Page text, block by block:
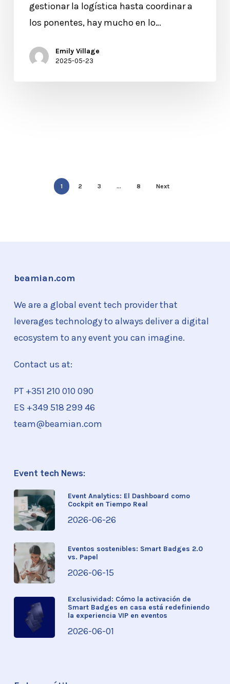
gestionar la logística hasta coordinar a
los ponentes, hay mucho en lo…
Emily Village
2025-05-23
1 2 3 … 8 Next
beamian.com
We are a global event tech provider that
leverages technology to always deliver a digital
ecosystem to any event you can imagine.
Contact us at:
PT +351 210 010 090
ES +349 518 299 46
team@beamian.com
Event tech News:
Event Analytics: El Dashboard como
Cockpit en Tiempo Real
2026-06-26
Eventos sostenibles: Smart Badges 2.0
vs. Papel
2026-06-15
Exclusividad: Cómo la activación de
Smart Badges en casa está redefiniendo
la experiencia VIP en eventos
2026-06-01